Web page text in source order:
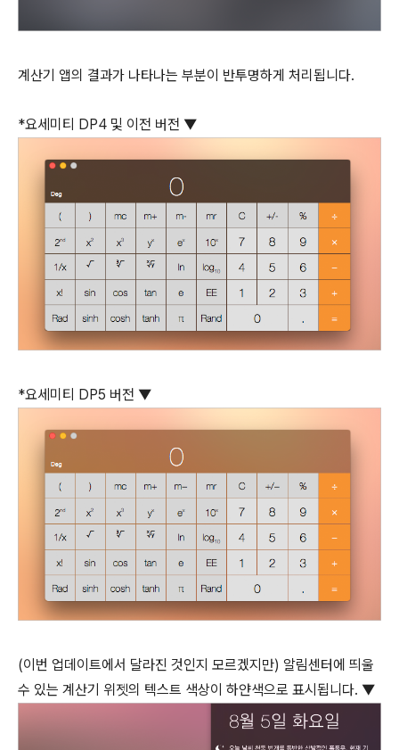
계산기 앱의 결과가 나타나는 부분이 반투명하게 처리됩니다.
*요세미티 DP4 및 이전 버전 ▼
*요세미티 DP5 버전 ▼
(이번 업데이트에서 달라진 것인지 모르겠지만) 알림센터에 띄울
수 있는 계산기 위젯의 텍스트 색상이 하얀색으로 표시됩니다. ▼